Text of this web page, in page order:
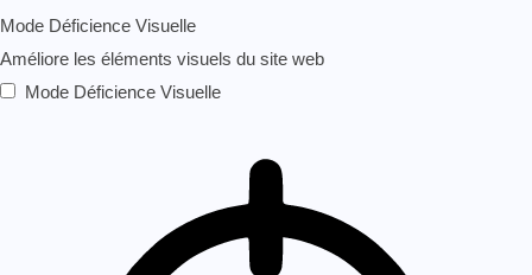
Mode Déficience Visuelle
Améliore les éléments visuels du site web
Mode Déficience Visuelle